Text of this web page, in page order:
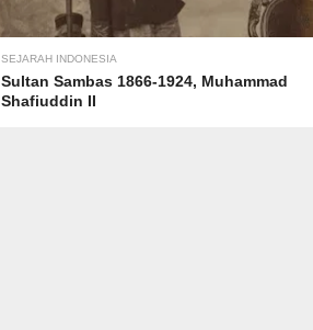
SEJARAH INDONESIA
Sultan Sambas 1866-1924, Muhammad
Shafiuddin II